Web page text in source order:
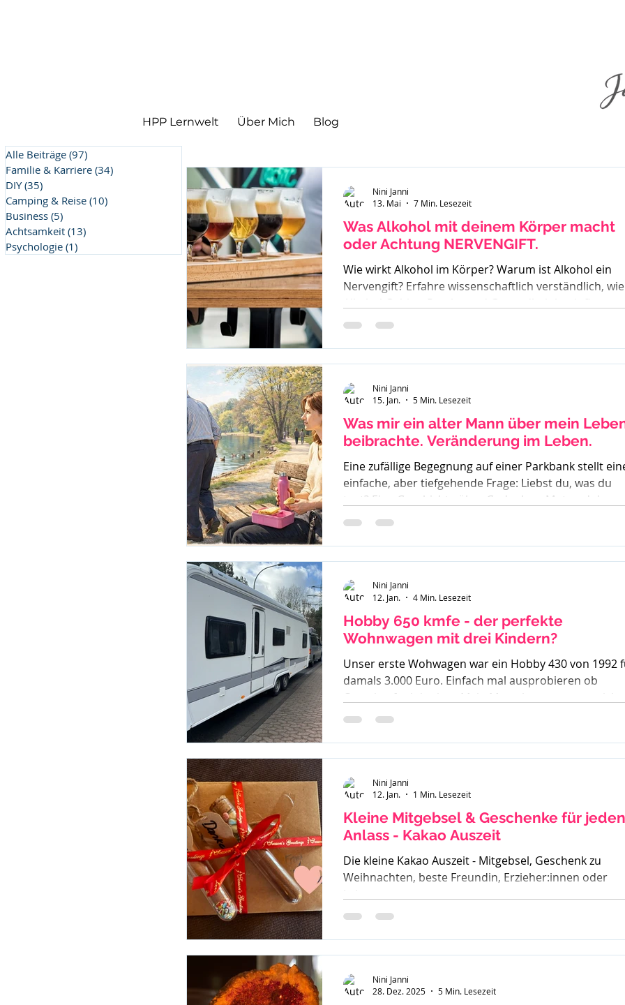
HPP Lernwelt Über Mich Blog
Alle Beiträge (97)
Familie & Karriere (34)
DIY (35)
Camping & Reise (10)
Business (5)
Achtsamkeit (13)
Psychologie (1)
Was Alkohol mit deinem Körper macht
oder Achtung NERVENGIFT.
Wie wirkt Alkohol im Körper? Warum ist Alkohol ein
Nervengift? Erfahre wissenschaftlich verständlich, wie
Alkohol Gehirn, Psyche und Gesundheit beeinflusst –
inklusive Sucht, Craving und Trinkertypen nach Jellinek.
Nini Janni
13. Mai
7 Min. Lesezeit
Was mir ein alter Mann über mein
beibrachte. Veränderung im Leben.
Eine zufällige Begegnung auf einer Parkbank stellt
einfache, aber tiefgehende Frage: Liebst du, was du
tust? Eine Geschichte über Gedanken, Mut und den
ersten Schritt zur Veränderung.
Nini Janni
15. Jan.
5 Min. Lesezeit
Hobby 650 kmfe - der perfekte
Wohnwagen mit drei Kindern?
Unser erste Wohwagen war ein Hobby 430 von 1992
damals 3.000 Euro. Einfach mal ausprobieren ob
Camping funktioniert. Mein Mann kannte es gar nicht,
ich bin mit Wohnwagen und Wohnmobilen groß
Baujahr 2012 Als unser großer Sohn geboren wurde
sind wir auch noch mit diesem 30 Jahre alten Hobby
und haben schnell gemerkt - der ist zu klein. Also
wir uns einen Fendt 470 gekauft. Solide, gut verarbeitet
und passend für
Nini Janni
12. Jan.
4 Min. Lesezeit
Kleine Mitgebsel & Geschenke für jeden
Anlass - Kakao Auszeit
Die kleine Kakao Auszeit - Mitgebsel, Geschenk zu
Weihnachten, beste Freundin, Erzieher:innen oder
Lehrer.
Nini Janni
12. Jan.
1 Min. Lesezeit
Nini Janni
28. Dez. 2025
5 Min. Lesezeit